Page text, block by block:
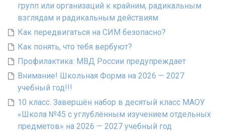
групп или организаций к крайним, радикальным
взглядам и радикальным действиям
Как передвигаться на СИМ безопасно?
Как понять, что тебя вербуют?
Профилактика: МВД России предупреждает
Внимание! Школьная Форма на 2026 — 2027
учебный год!!!
10 класс. Завершён набор в десятый класс МАОУ
«Школа №45 с углублённым изучением отдельных
предметов» на 2026 — 2027 учебный год